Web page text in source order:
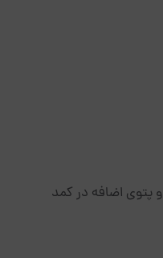
اضافه در کمد